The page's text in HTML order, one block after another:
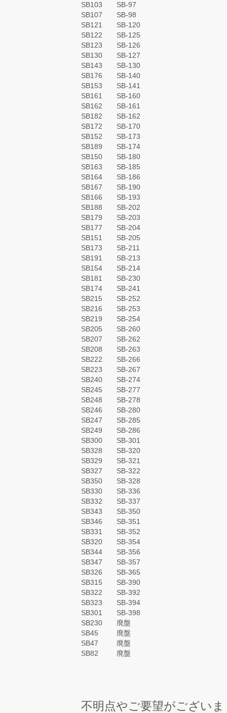
SB103
SB-97
SB107
SB-98
SB121
SB-120
SB122
SB-125
SB123
SB-126
SB130
SB-127
SB143
SB-130
SB176
SB-140
SB153
SB-141
SB161
SB-160
SB162
SB-161
SB182
SB-162
SB172
SB-170
SB152
SB-173
SB189
SB-174
SB150
SB-180
SB163
SB-185
SB164
SB-186
SB167
SB-190
SB166
SB-193
SB188
SB-202
SB179
SB-203
SB177
SB-204
SB151
SB-205
SB173
SB-211
SB191
SB-213
SB154
SB-214
SB181
SB-230
SB174
SB-241
SB215
SB-252
SB216
SB-253
SB219
SB-254
SB205
SB-260
SB207
SB-262
SB208
SB-263
SB222
SB-266
SB223
SB-267
SB240
SB-274
SB245
SB-277
SB248
SB-278
SB246
SB-280
SB247
SB-285
SB249
SB-286
SB300
SB-301
SB328
SB-320
SB329
SB-321
SB327
SB-322
SB350
SB-328
SB330
SB-336
SB332
SB-337
SB343
SB-350
SB346
SB-351
SB331
SB-352
SB320
SB-354
SB344
SB-356
SB347
SB-357
SB326
SB-365
SB315
SB-390
SB322
SB-392
SB323
SB-394
SB301
SB-398
SB230
廃盤
SB45
廃盤
SB47
廃盤
SB82
廃盤
不明点やご要望がござい